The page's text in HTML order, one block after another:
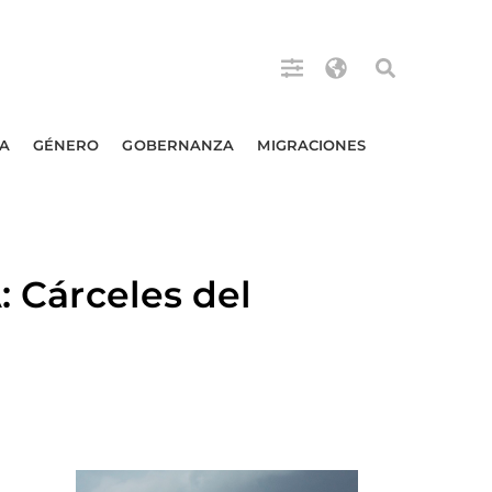
GÉNERO GOBERNANZA MIGRACIONES
Cárceles del